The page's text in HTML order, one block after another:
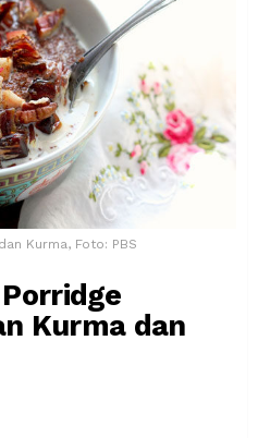
Kurma, Foto: PBS
Kurma dan